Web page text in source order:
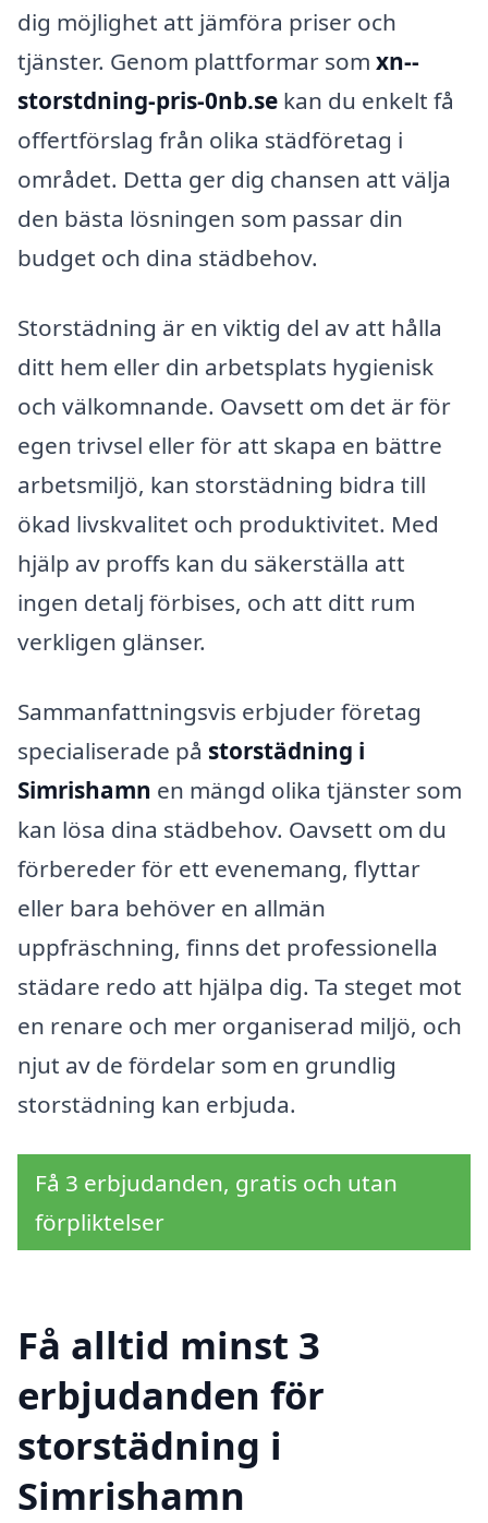
dig möjlighet att jämföra priser och
tjänster. Genom plattformar som xn--
storstdning-pris-0nb.se kan du enkelt få
offertförslag från olika städföretag i
området. Detta ger dig chansen att välja
den bästa lösningen som passar din
budget och dina städbehov.
Storstädning är en viktig del av att hålla
ditt hem eller din arbetsplats hygienisk
och välkomnande. Oavsett om det är för
egen trivsel eller för att skapa en bättre
arbetsmiljö, kan storstädning bidra till
ökad livskvalitet och produktivitet. Med
hjälp av proffs kan du säkerställa att
ingen detalj förbises, och att ditt rum
verkligen glänser.
Sammanfattningsvis erbjuder företag
specialiserade på storstädning i
Simrishamn en mängd olika tjänster som
kan lösa dina städbehov. Oavsett om du
förbereder för ett evenemang, flyttar
eller bara behöver en allmän
uppfräschning, finns det professionella
städare redo att hjälpa dig. Ta steget mot
en renare och mer organiserad miljö, och
njut av de fördelar som en grundlig
storstädning kan erbjuda.
Få 3 erbjudanden, gratis och utan
förpliktelser
Få alltid minst 3
erbjudanden för
storstädning i
Simrishamn